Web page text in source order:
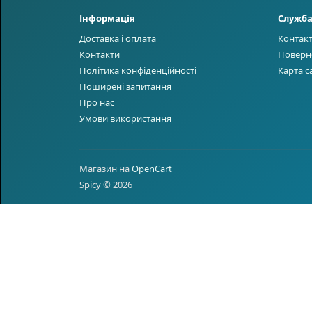
Інформація
Доставка і оплата
Контакти
Політика конфіденційності
Поширені запитання
Про нас
Умови використання
Карта
Магазин наOpenCart
Spicy © 2026